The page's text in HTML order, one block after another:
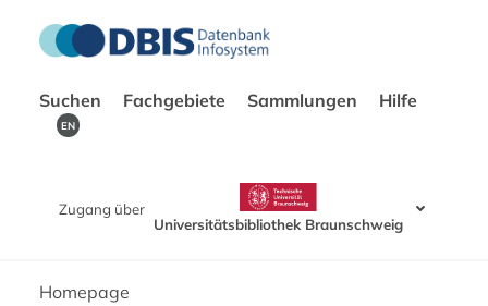
Suchen Fachgebiete Sammlungen Hilfe
EN
Zugang über
Universitätsbibliothek Braunschweig
Homepage